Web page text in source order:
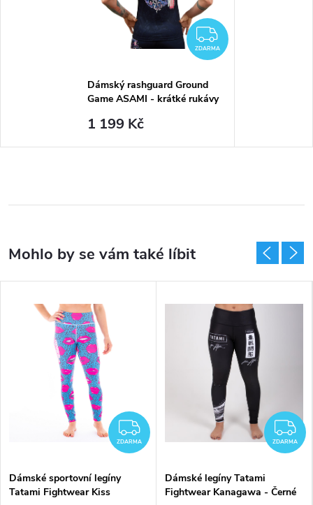
ZDARMA
ZDARMA
Dámský rashguard Ground
Game ASAMI - krátké rukávy
1 199 Kč
ZDARMA
ZDARMA
Dámské sportovní legíny
Tatami Fightwear Kiss
ZDARMA
Dámské legíny Tatami
Fightwear Kanagawa - Černé